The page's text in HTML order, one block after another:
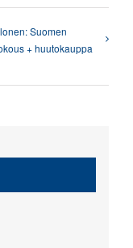
Suomen
+ huutokauppa